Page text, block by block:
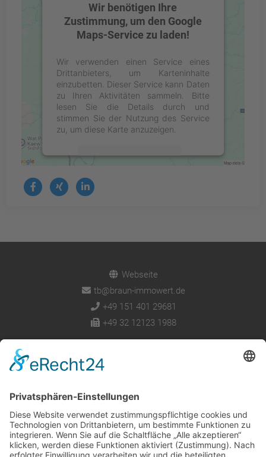
Wir benötigen Ihre
Zustimmung, um den Google
Maps-Service zu laden!
Wir verwenden einen Service eines
Drittanbieters, um Karteninhalte
einzubetten. Dieser Service kann Daten
zu Ihren Aktivitäten sammeln. Bitte
lesen Sie die Details durch und
stimmen Sie der Nutzung des Service
zu, um diese Karte anzuzeigen.
Mehr Informationen
Social Media Profile
Webseite
tb@braun-immowert.de
+49 151 401 29681
+49 32 12123 1988
Cookie-Einstellungen